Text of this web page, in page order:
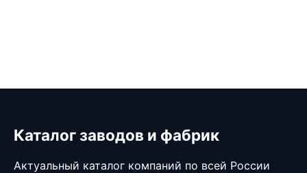
Каталог заводов и фабрик
Актуальный каталог компаний по всей России